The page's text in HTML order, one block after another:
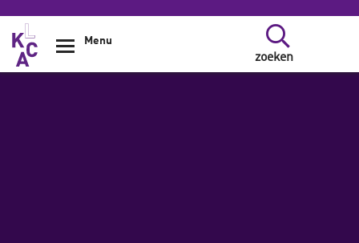
Overslaan en naar de inhoud gaan
zoeken
Menu